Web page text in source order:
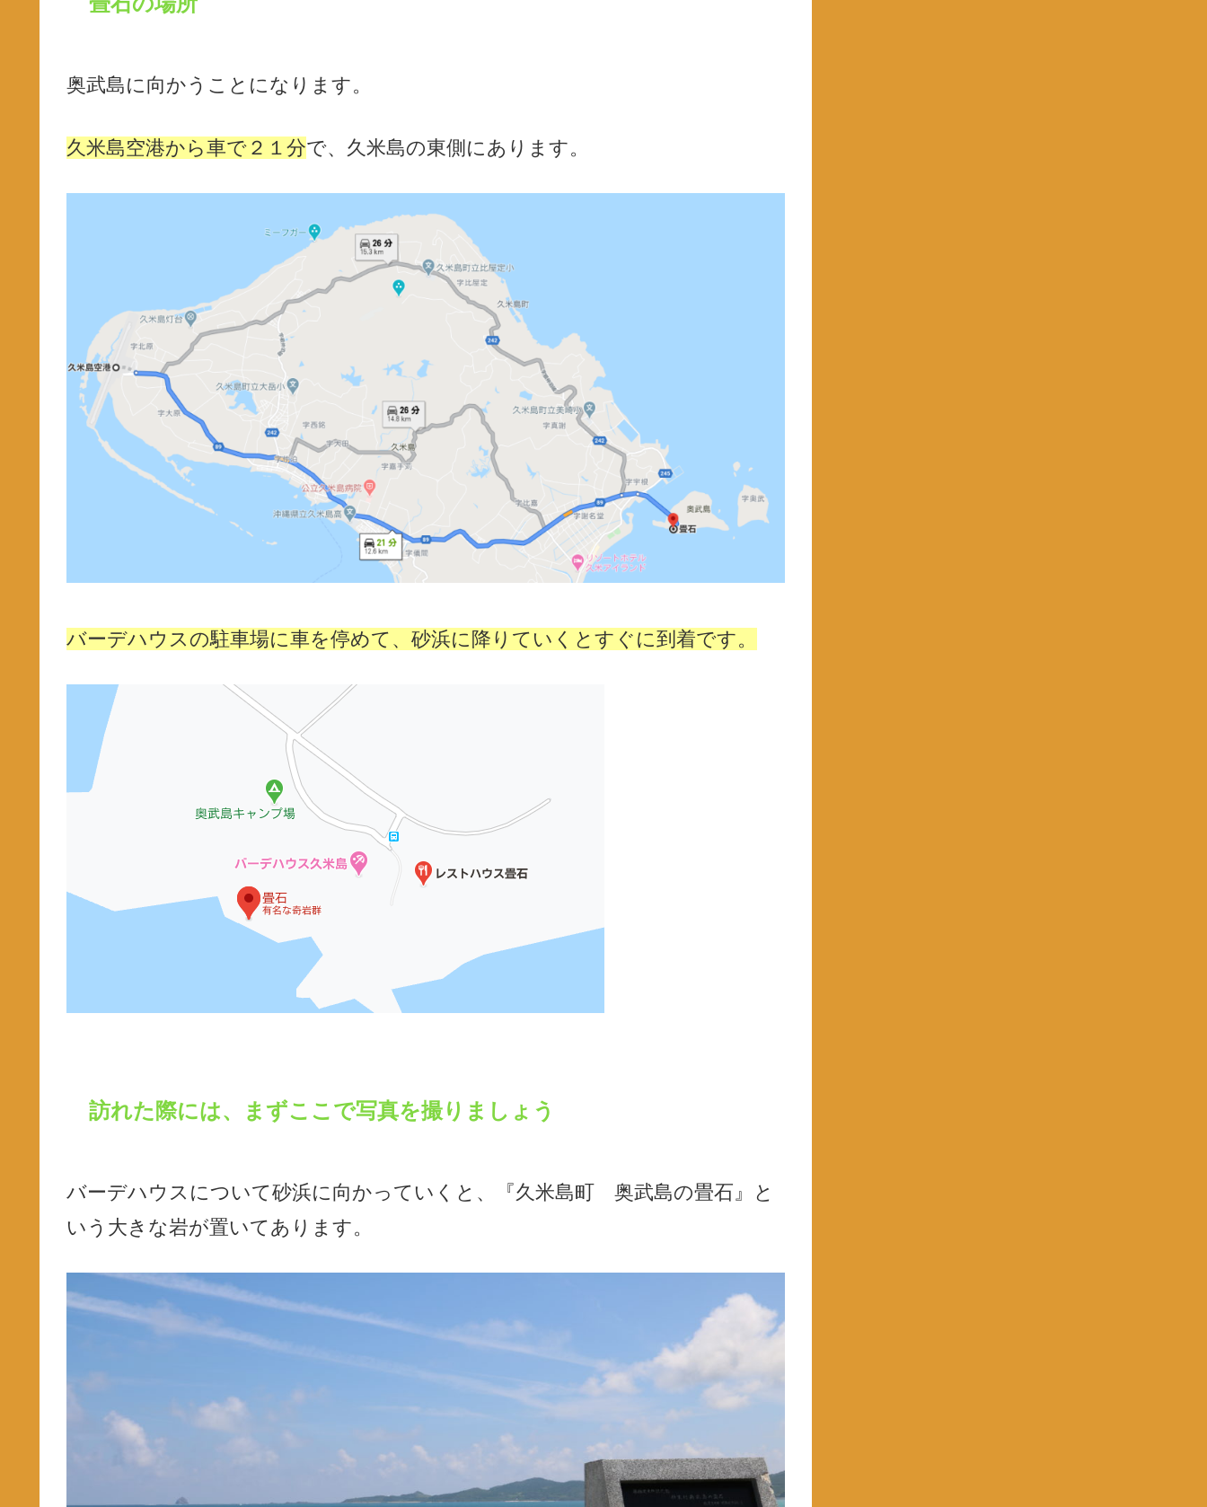
奥武島に向かうことになります。
久米島空港から車で２１分で、久米島の東側にあります。
バーデハウスの駐車場に車を停めて、砂浜に降りていくとすぐに到着です。
訪れた際には、まずここで写真を撮りましょう
バーデハウスについて砂浜に向かっていくと、『久米島町 奥武島の畳石』と
いう大きな岩が置いてあります。